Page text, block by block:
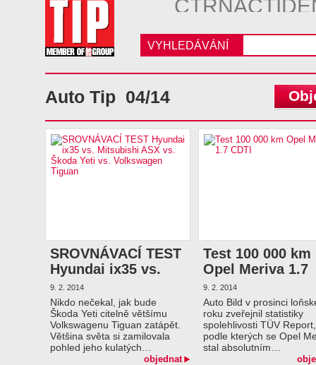
VYHLEDÁVÁNÍ
Auto Tip 04/14
SROVNÁVACÍ TEST
Hyundai ix35 vs.
Mitsubishi ASX vs.
Škoda Yeti vs.…
9. 2. 2014
Nikdo nečekal, jak bude
Škoda Yeti citelně většímu
Volkswagenu Tiguan zatápět.
Většina světa si zamilovala
pohled jeho kulatých…
objednat
Test 100 000 km
Opel Meriva 1.7
CDTI
9. 2. 2014
Auto Bild v prosinci
roku zveřejnil statistiky
spolehlivosti TÜV Report,
podle kterých se Opel
stal absolutním…